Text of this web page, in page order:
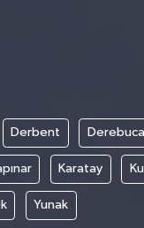
Derbent
Karatay
Yunak